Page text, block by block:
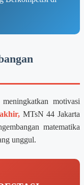
motivasi
MTsN 44 Jakarta
matematika
unggul.